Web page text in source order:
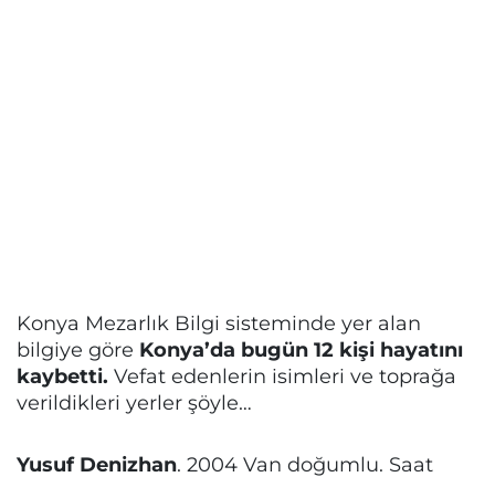
Konya Mezarlık Bilgi sisteminde yer alan
bilgiye göre Konya’da bugün 12 kişi hayatını
kaybetti. Vefat edenlerin isimleri ve toprağa
verildikleri yerler şöyle…
Yusuf Denizhan. 2004 Van doğumlu. Saat